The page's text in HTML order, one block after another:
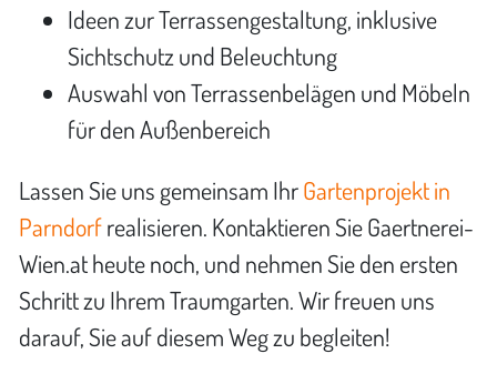
Ideen zur Terrassengestaltung, inklusive
Sichtschutz und Beleuchtung
Auswahl von Terrassenbelägen und Möbeln
für den Außenbereich
Lassen Sie uns gemeinsam IhrGartenprojekt in
Parndorfrealisieren. Kontaktieren Sie Gaertnerei-
Wien.at heute noch, und nehmen Sie den ersten
Schritt zu Ihrem Traumgarten. Wir freuen uns
darauf, Sie auf diesem Weg zu begleiten!